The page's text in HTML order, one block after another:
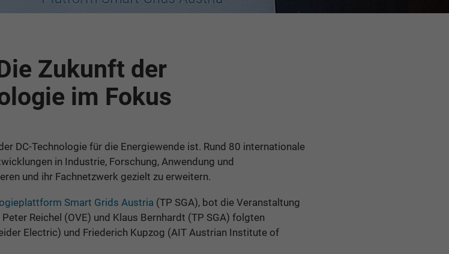
Zukunft der
im Fokus
DC-Technologie für die Energiewende ist. Rund 80 internationale
in Industrie, Forschung, Anwendung und
und ihr Fachnetzwerk gezielt zu erweitern.
Smart Grids Austria (TP SGA), bot die Veranstaltung
Reichel (OVE) und Klaus Bernhardt (TP SGA) folgten
Electric) und Friederich Kupzog (AIT Austrian Institute of